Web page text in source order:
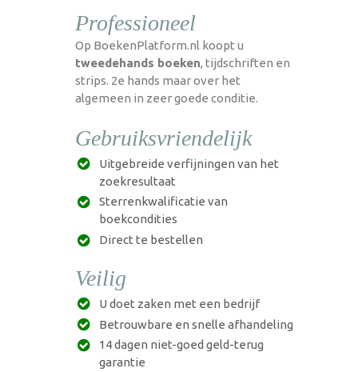
Professioneel
Op BoekenPlatform.nl koopt u
tweedehands boeken, tijdschriften en
strips. 2e hands maar over het
algemeen in zeer goede conditie.
Gebruiksvriendelijk
Uitgebreide verfijningen van het
zoekresultaat
Sterrenkwalificatie van
boekcondities
Direct te bestellen
Veilig
U doet zaken met een bedrijf
Betrouwbare en snelle afhandeling
14 dagen niet-goed geld-terug
garantie